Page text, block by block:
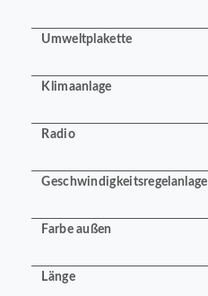
Umweltplakette
Klimaanlage
Radio
Geschwindigkeitsregelanlage
Farbe außen
Länge